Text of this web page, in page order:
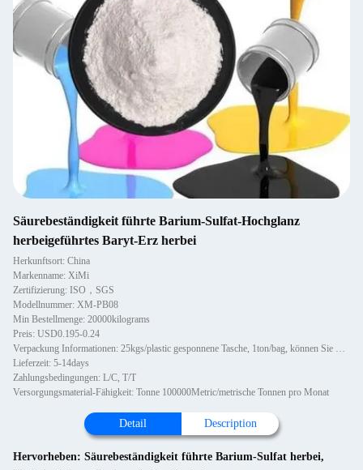
Säurebeständigkeit führte Barium-Sulfat-Hochglanz
herbeigeführtes Baryt-Erz herbei
Herkunftsort: China
Markenname: XiMi
Zertifizierung: ISO，SGS
Modellnummer: XM-PB08
Min Bestellmenge: 20000kilograms
Preis: USD0.195-0.24
Verpackung Informationen: 25kgs/plastic gesponnene Tasche, 1ton/bag, können Sie mit Palette oder nicht hölzernen Paletten, 1~1
Lieferzeit: 5-14days
Zahlungsbedingungen: L/C, T/T
Versorgungsmaterial-Fähigkeit: Tonne 100000Metric/metrische Tonnen pro Monat
Detail Description
Hervorheben: Säurebeständigkeit führte Barium-Sulfat herbei,